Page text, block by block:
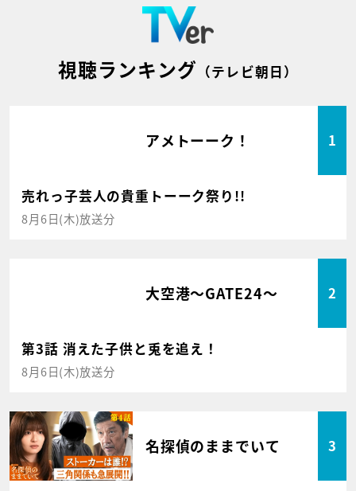
視聴ランキング （テレビ朝日）
アメトーーク！ 1
売れっ子芸人の貴重トーーク祭り!!
8月6日(木)放送分
大空港～GATE24～ 2
第3話 消えた子供と兎を追え！
8月6日(木)放送分
名探偵のままでいて 3